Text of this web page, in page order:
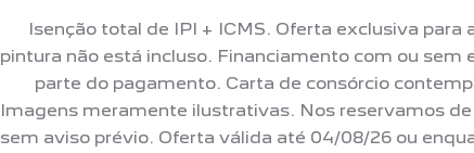
Isenção total de IPI + ICMS. Oferta exclusiva
pintura não está incluso. Financiamento com ou
parte do pagamento. Carta de consórcio
Imagens meramente ilustrativas. Nos reservamos
sem aviso prévio. Oferta válida até 04/08/26 ou